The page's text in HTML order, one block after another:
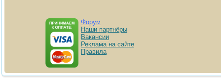
Форум
Наши партнёры
Вакансии
Реклама на сайте
Правила